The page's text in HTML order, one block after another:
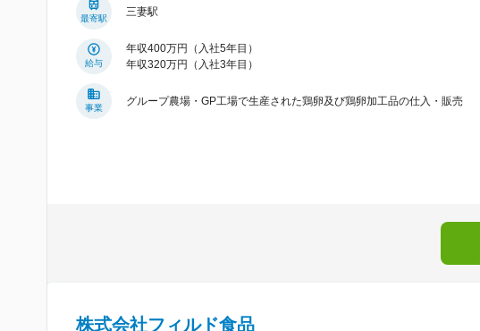
最寄駅
三妻駅
給与
年収400万円（入社5年目）
年収320万円（入社3年目）
事業
グループ農場・GP工場で生産された鶏卵及び鶏卵加工品の仕入・販売
株式会社フィルド食品